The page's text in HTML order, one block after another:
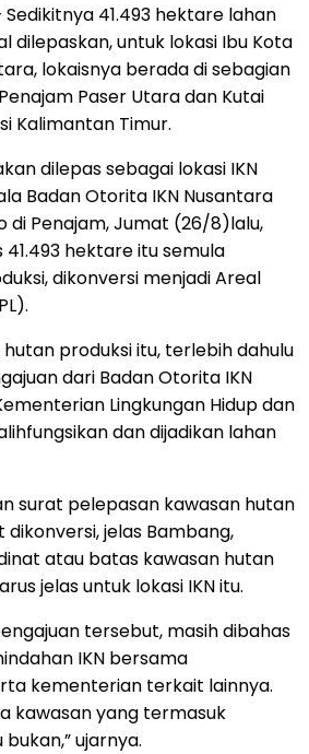
Sedikitnya 41.493 hektare lahan
dilepaskan, untuk lokasi Ibu Kota
lokaisnya berada di sebagian
Paser Utara dan Kutai
Kalimantan Timur.
dilepas sebagai lokasi IKN
Badan Otorita IKN Nusantara
di Penajam, Jumat (26/8)lalu,
hektare itu semula
dikonversi menjadi Areal
produksi itu, terlebih dahulu
dari Badan Otorita IKN
Lingkungan Hidup dan
dan dijadikan lahan
surat pelepasan kawasan hutan
jelas Bambang,
atau batas kawasan hutan
jelas untuk lokasi IKN itu.
tersebut, masih dibahas
IKN bersama
kementerian terkait lainnya.
kawasan yang termasuk
ujarnya.